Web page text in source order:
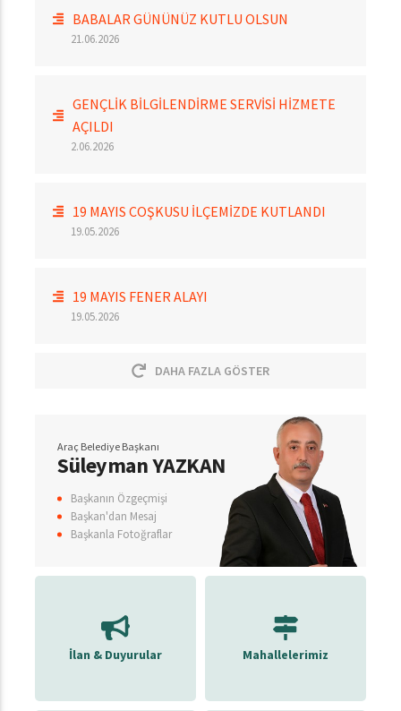
BABALAR GÜNÜNÜZ KUTLU OLSUN
21.06.2026
GENÇLİK BİLGİLENDİRME SERVİSİ HİZMETE
AÇILDI
2.06.2026
19 MAYIS COŞKUSU İLÇEMİZDE KUTLANDI
19.05.2026
19 MAYIS FENER ALAYI
19.05.2026
DAHA FAZLA GÖSTER
Araç Belediye Başkanı
Süleyman YAZKAN
Başkanın Özgeçmişi
Başkan'dan Mesaj
Başkanla Fotoğraflar
İlan & Duyurular Mahallelerimiz